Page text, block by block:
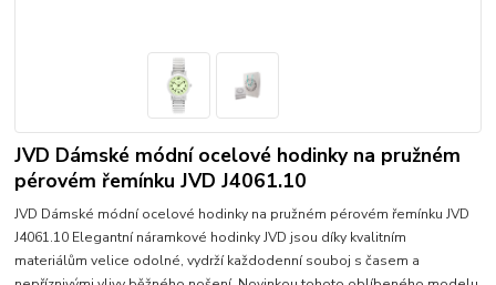
JVD Dámské módní ocelové hodinky na pružném
pérovém řemínku JVD J4061.10
JVD Dámské módní ocelové hodinky na pružném pérovém řemínku JVD
J4061.10 Elegantní náramkové hodinky JVD jsou díky kvalitním
materiálům velice odolné, vydrží každodenní souboj s časem a